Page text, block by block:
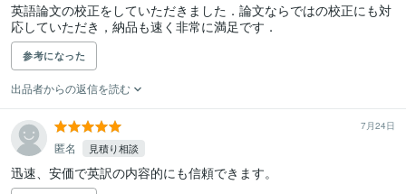
英語論文の校正をしていただきました．論文ならではの校正にも対
応していただき，納品も速く非常に満足です．
参考になった
出品者からの返信を読む
7月24日
匿名 見積り相談
迅速、安価で英訳の内容的にも信頼できます。